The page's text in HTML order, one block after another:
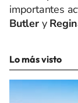
importantes
Butler y
Lo más visto